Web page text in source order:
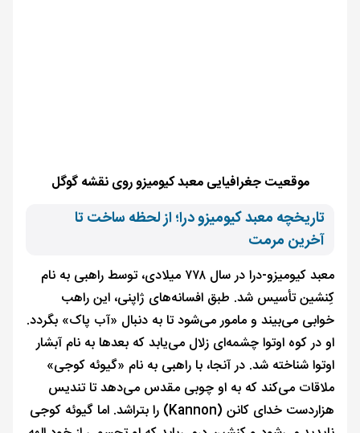
موقعیت جغرافیایی معبد كيوميزو روی نقشه گوگل
تاریخچه معبد کیومیزو درا؛ از لحظه ساخت تا
آخرین مرمت
معبد کیومیزو-درا در سال ۷۷۸ میلادی، توسط راهبی به نام
کِنشین تأسیس شد. طبق افسانه‌های ژاپنی، این راهب
خوابی می‌بیند و مامور می‌شود تا به دنبال «آب پاک» بگردد.
او در کوه اوتوا چشمه‌ای زلال می‌یابد که بعدها به نام آبشار
اوتوا شناخته شد. در آنجا، با راهبی به نام «گیوئه کوجی»
ملاقات می‌کند که به او چوبی مقدس می‌دهد تا تندیس
هزار‌دست خدای کانن (Kannon) را بتراشد. اما گیوئه کوجی